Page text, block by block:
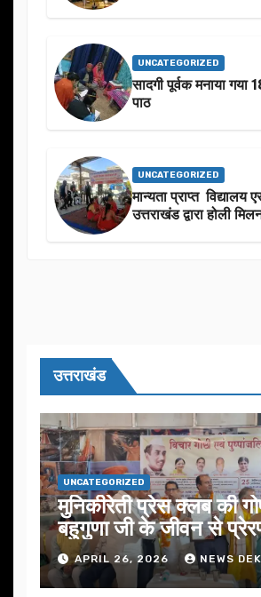
UNCATEGORIZED
सादगी पूर्वक मनाया गया
पाठ
UNCATEGORIZED
मान्यता प्राप्त विद्यालय
उत्तराखंड द्वारा होली
उत्तराखंड
UNCATEGORIZED
मुनिकीरेती प्रेस क्लब की
बहुगुणा जी के जीवन से
जोरAPRIL 26, 2026 NEWS